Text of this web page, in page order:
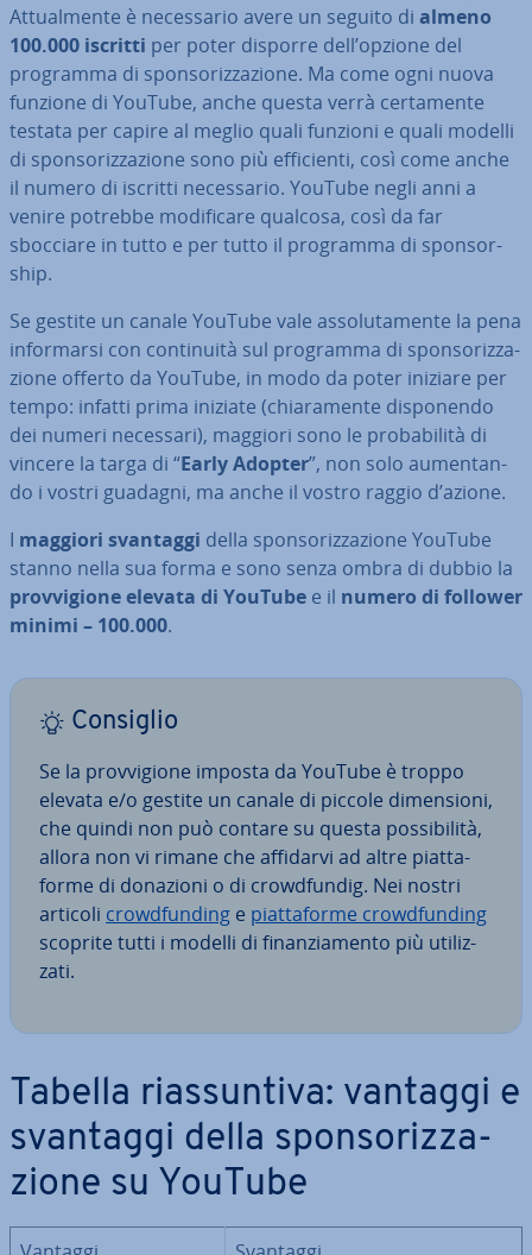
At­tual­men­te è ne­ces­sa­rio avere un seguito di almeno
100.000 iscritti per poter disporre dell’opzione del
programma di spon­so­riz­za­zio­ne. Ma come ogni nuova
funzione di YouTube, anche questa verrà cer­ta­men­te
testata per capire al meglio quali funzioni e quali modelli
di spon­so­riz­za­zio­ne sono più ef­fi­cien­ti, così come anche
il numero di iscritti ne­ces­sa­rio. YouTube negli anni a
venire potrebbe mo­di­fi­ca­re qualcosa, così da far
sbocciare in tutto e per tutto il programma di spon­sor­
ship.
Se gestite un canale YouTube vale as­so­lu­ta­men­te la pena
in­for­mar­si con con­ti­nui­tà sul programma di spon­so­riz­za­
zio­ne offerto da YouTube, in modo da poter iniziare per
tempo: infatti prima iniziate (chia­ra­men­te di­spo­nen­do
dei numeri necessari), maggiori sono le pro­ba­bi­li­tà di
vincere la targa di “Early Adopter”, non solo au­men­tan­
do i vostri guadagni, ma anche il vostro raggio d’azione.
I maggiori svantaggi della spon­so­riz­za­zio­ne YouTube
stanno nella sua forma e sono senza ombra di dubbio la
prov­vi­gio­ne elevata di YouTube e il numero di follower
minimi – 100.000.
Consiglio
Se la prov­vi­gio­ne imposta da YouTube è troppo
elevata e/o gestite un canale di piccole di­men­sio­ni,
che quindi non può contare su questa pos­si­bi­li­tà,
allora non vi rimane che affidarvi ad altre piat­ta­
for­me di donazioni o di cro­w­d­fun­dig. Nei nostri
articoli cro­w­d­fun­ding e piat­ta­for­me cro­w­d­fun­ding
scoprite tutti i modelli di fi­nan­zia­men­to più uti­liz­
za­ti.
Tabella rias­sun­ti­va: vantaggi e
svantaggi della spon­so­riz­za­
zio­ne su YouTube